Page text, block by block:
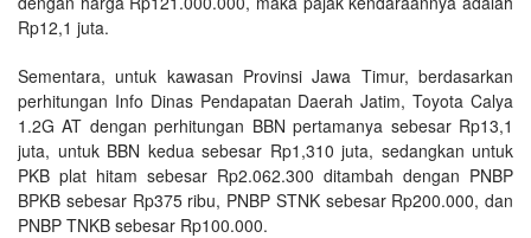
Rp12,1 juta.
Sementara, untuk kawasan Provinsi Jawa Timur, berdasarkan
perhitungan Info Dinas Pendapatan Daerah Jatim, Toyota Calya
1.2G AT dengan perhitungan BBN pertamanya sebesar Rp13,1
juta, untuk BBN kedua sebesar Rp1,310 juta, sedangkan untuk
PKB plat hitam sebesar Rp2.062.300 ditambah dengan PNBP
BPKB sebesar Rp375 ribu, PNBP STNK sebesar Rp200.000, dan
PNBP TNKB sebesar Rp100.000.